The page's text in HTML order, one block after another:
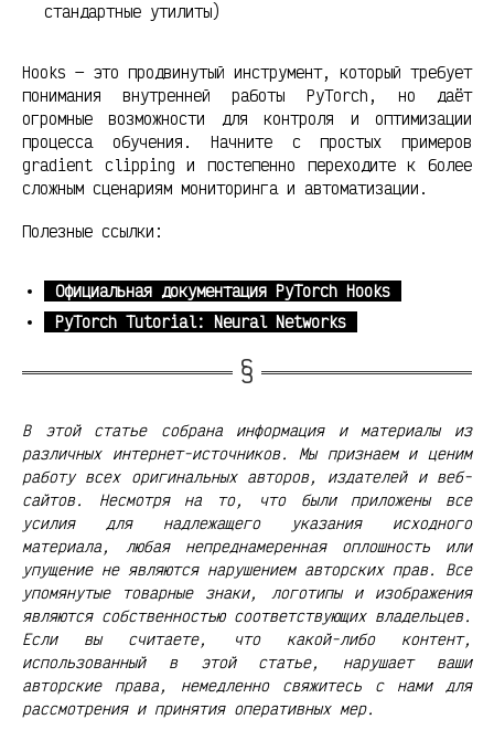
стандартные утилиты)
Hooks — это продвинутый инструмент, который требует
понимания внутренней работы PyTorch, но даёт
огромные возможности для контроля и оптимизации
процесса обучения. Начните с простых примеров
gradient clipping и постепенно переходите к более
сложным сценариям мониторинга и автоматизации.
Полезные ссылки:
Официальная документация PyTorch Hooks
PyTorch Tutorial: Neural Networks
В этой статье собрана информация и материалы из
различных интернет-источников. Мы признаем и ценим
работу всех оригинальных авторов, издателей и веб-
сайтов. Несмотря на то, что были приложены все
усилия для надлежащего указания исходного
материала, любая непреднамеренная оплошность или
упущение не являются нарушением авторских прав. Все
упомянутые товарные знаки, логотипы и изображения
являются собственностью соответствующих владельцев.
Если вы считаете, что какой-либо контент,
использованный в этой статье, нарушает ваши
авторские права, немедленно свяжитесь с нами для
рассмотрения и принятия оперативных мер.